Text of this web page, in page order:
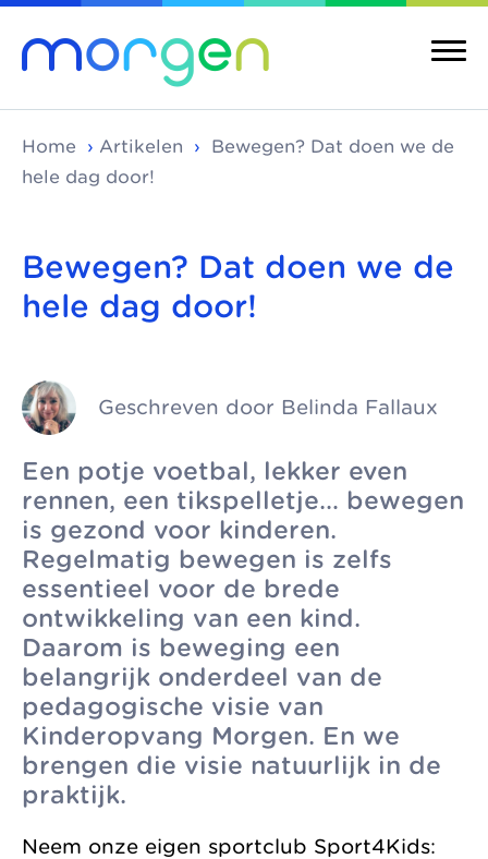
Over ons
Morgen is de
kinderopvang-
organisaties in Den
Delft. We werken
zonder
winstoogmerk,
voor de wereld van
morgen.
Pedagogische
Gezonde
Kinderopvang
Samenwerkingen
Organisatie
Jaarverslag
Merken
Morgen bestaat uit
en kindcentra, die
samen alle vormen
aanbieden.
Allemaal vanuit
één gedeelde visie.
kindcentra
Meer Morgen
Home › Artikelen ›
Bewegen? Dat doen we de
hele dag door!
Bewegen? Dat doen we de
hele dag door!
Geschreven door Belinda Fallaux
Een potje voetbal, lekker even
rennen, een tikspelletje… bewegen
is gezond voor kinderen.
Regelmatig bewegen is zelfs
essentieel voor de brede
ontwikkeling van een kind.
Daarom is beweging een
belangrijk onderdeel van de
pedagogische visie van
Kinderopvang Morgen. En we
brengen die visie natuurlijk in de
praktijk.
Neem onze eigen sportclub Sport4Kids: